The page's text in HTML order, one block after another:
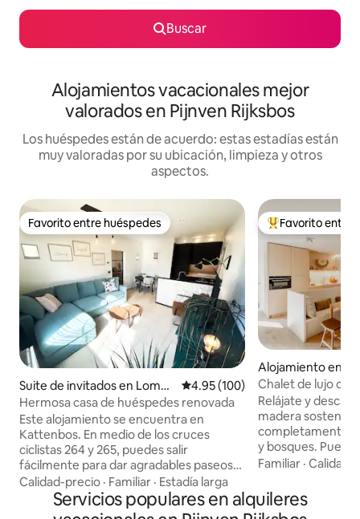
Buscar
Alojamientos vacacionales mejor
valorados en Pijnven Rijksbos
Los huéspedes están de acuerdo: estas estadías están
muy valoradas por su ubicación, limpieza y otros
aspectos.
Favorito entre huéspedes
Favorito entre huéspedes
Suite de invitados en Lomm
el
Calificación promedio: 4.95 de
4.95 (100)
Hermosa casa de huéspedes renovada
Este alojamiento se encuentra en
Kattenbos. En medio de los cruces
ciclistas 264 y 265, puedes salir
fácilmente para dar agradables paseos
en bicicleta en el recién elegido
"municipio ciclista 2022" Lommel. Los
verdaderos excursionistas también
Calidad-precio · Familiar · Estadía larga
Favorito entre
Favorito entre
Alojamiento en
Chalet de lujo con
tranquilidad
Relájate y
madera
completamente
y bosques.
hermosa reserva
y aprovechar las
senderismo,
Familiar ·Calidad-
Servicios populares en alquileres